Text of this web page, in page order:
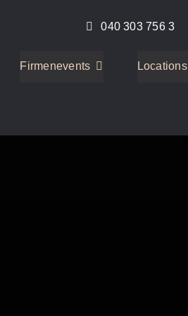
040 303 756 3
Firmenevents Locations